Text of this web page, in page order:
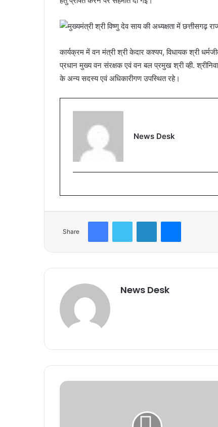
कार्यक्रम में वन मंत्री श्री केदार कश्यप, विधायक श्री
प्रधान मुख्य वन संरक्षक एवं वन बल प्रमुख श्री व्ही.
के अन्य सदस्य एवं अधिकारीगण उपस्थित रहे।
News Desk
Share
News Desk